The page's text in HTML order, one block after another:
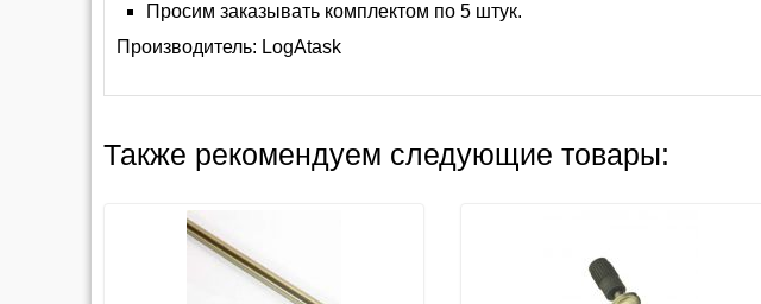
Просим заказывать комплектом по 5 штук.
Производитель: LogAtask
Также рекомендуем следующие товары: